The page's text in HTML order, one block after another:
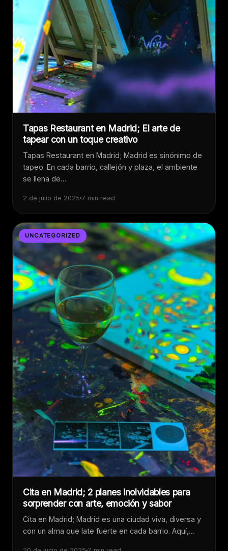
Tapas Restaurant en Madrid; El arte de
tapear con un toque creativo
Tapas Restaurant en Madrid; Madrid es sinónimo de
tapeo. En cada barrio, callejón y plaza, el ambiente
se llena de…
2 de julio de 2025 7 min read
UNCATEGORIZED
Cita en Madrid; 2 planes inolvidables para
sorprender con arte, emoción y sabor
Cita en Madrid; Madrid es una ciudad viva, diversa y
con un alma que late fuerte en cada barrio. Aquí,…